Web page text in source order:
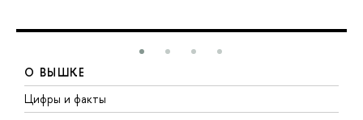
О ВЫШКЕ
Цифры и факты